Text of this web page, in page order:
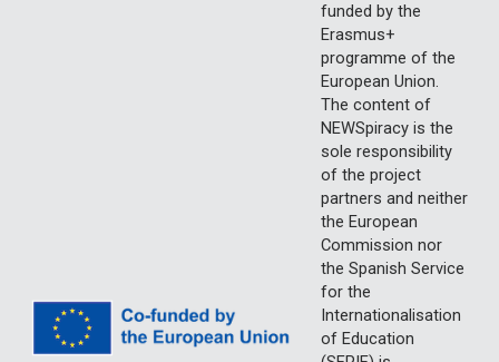
funded by the
Erasmus+
programme of the
European Union.
The content of
NEWSpiracy is the
sole responsibility
of the project
partners and neither
the European
Commission nor
the Spanish Service
for the
Internationalisation
of Education